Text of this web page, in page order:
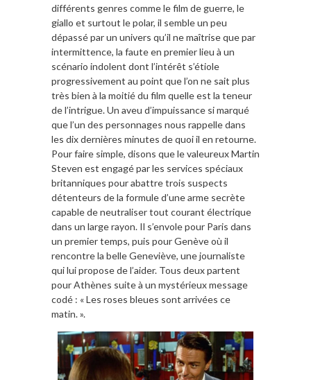
différents genres comme le film de guerre, le
giallo et surtout le polar, il semble un peu
dépassé par un univers qu’il ne maîtrise que par
intermittence, la faute en premier lieu à un
scénario indolent dont l’intérêt s’étiole
progressivement au point que l’on ne sait plus
très bien à la moitié du film quelle est la teneur
de l’intrigue. Un aveu d’impuissance si marqué
que l’un des personnages nous rappelle dans
les dix dernières minutes de quoi il en retourne.
Pour faire simple, disons que le valeureux Martin
Steven est engagé par les services spéciaux
britanniques pour abattre trois suspects
détenteurs de la formule d’une arme secrète
capable de neutraliser tout courant électrique
dans un large rayon. Il s’envole pour Paris dans
un premier temps, puis pour Genève où il
rencontre la belle Geneviève, une journaliste
qui lui propose de l’aider. Tous deux partent
pour Athènes suite à un mystérieux message
codé : « Les roses bleues sont arrivées ce
matin. ».